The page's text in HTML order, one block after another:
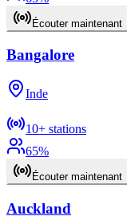
Écouter maintenant
Bangalore
Inde
10+ stations
65%
Écouter maintenant
Auckland